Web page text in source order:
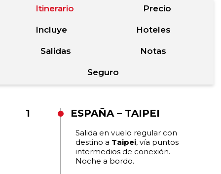
Itinerario Precio
Incluye Hoteles
Salidas Notas
Seguro
1 ESPAÑA – TAIPEI
Salida en vuelo regular con
destino a Taipei, vía puntos
intermedios de conexión.
Noche a bordo.